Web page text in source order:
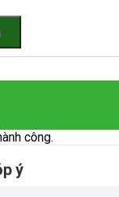
công.
ý